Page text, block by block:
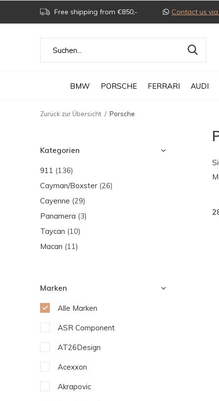
BMW PORSCHE FERRARI AUDI
Free shipping from €850,- Contact us
Zurück zur Übersicht Porsche
Kategorien
911 (136)
Cayman/Boxster (26)
Cayenne (29)
Panamera (3)
Taycan (10)
Macan (11)
Marken
Alle Marken
ASR Component
AT26Design
Acexxon
Akrapovic